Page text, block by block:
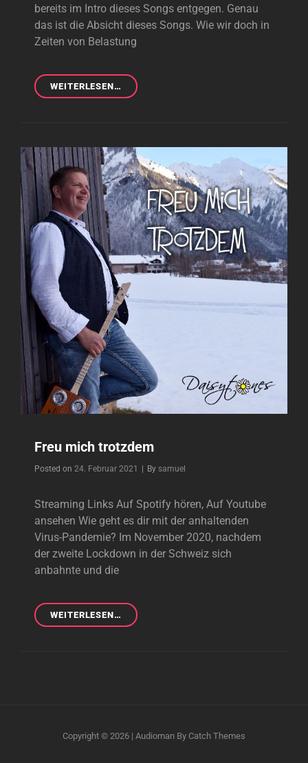
bereits im Intro dieses Songs entgegen. Genau
das ist die Absicht dieses Songs. Wie wir doch in
Zeiten von Belastung
WEITERLESEN… YOU
KNOW
Freu mich trotzdem
Posted on 24. Februar 2021 By Byline
samuel
Streaming Links Auf Spotify hören, Auf Youtube
ansehen Wie geht es dir mit der anhaltenden
Virus-Pandemie? Im November 2020, nachdem
der zweite Lockdown in der Schweiz sich
anbahnte und die
WEITERLESEN… FREU
MICH
Copyright © 2026 | Audioman By Catch Themes